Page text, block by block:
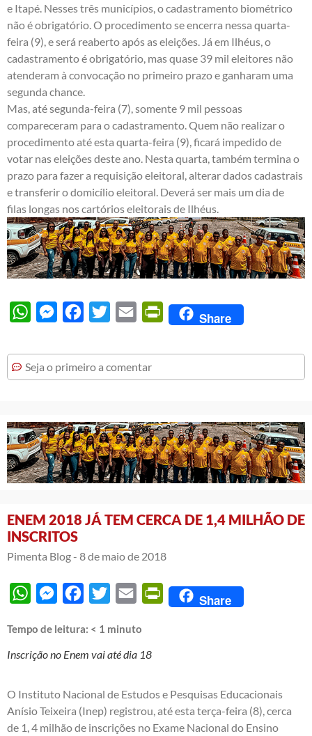
e Itapé. Nesses três municípios, o cadastramento biométrico
não é obrigatório. O procedimento se encerra nessa quarta-
feira (9), e será reaberto após as eleições. Já em Ilhéus, o
cadastramento é obrigatório, mas quase 39 mil eleitores não
atenderam à convocação no primeiro prazo e ganharam uma
segunda chance.
Mas, até segunda-feira (7), somente 9 mil pessoas
compareceram para o cadastramento. Quem não realizar o
procedimento até esta quarta-feira (9), ficará impedido de
votar nas eleições deste ano. Nesta quarta, também termina o
prazo para fazer a requisição eleitoral, alterar dados cadastrais
e transferir o domicílio eleitoral. Deverá ser mais um dia de
filas longas nos cartórios eleitorais de Ilhéus.
WhatsAppMessengerFacebook
Twitter Email PrintFriendly
Share
Seja o primeiro a comentar
ENEM 2018 JÁ TEM CERCA DE 1,4 MILHÃO DE
INSCRITOS
Pimenta Blog - 8 de maio de 2018
WhatsAppMessengerFacebook
Twitter Email PrintFriendly
Share
Tempo de leitura: < 1 minuto
Inscrição no Enem vai até dia 18
O Instituto Nacional de Estudos e Pesquisas Educacionais
Anísio Teixeira (Inep) registrou, até esta terça-feira (8), cerca
de 1, 4 milhão de inscrições no Exame Nacional do Ensino